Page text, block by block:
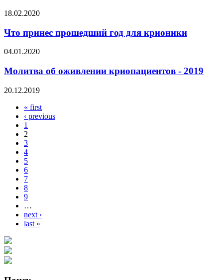
18.02.2020
Что принес прошедший год для крионики
04.01.2020
Молитва об оживлении криопациентов - 2019
20.12.2019
Pages« first
‹ previous
1
2
3
4
5
6
7
8
9
…
next ›
last »